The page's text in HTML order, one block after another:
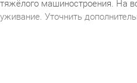
машиностроения. На
Уточнить